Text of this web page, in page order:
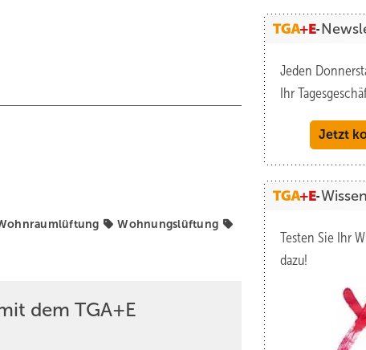
Wohnungslüftung
dem TGA+E
Jeden
Ihr
Jetzt
Testen Sie Ihr
dazu!